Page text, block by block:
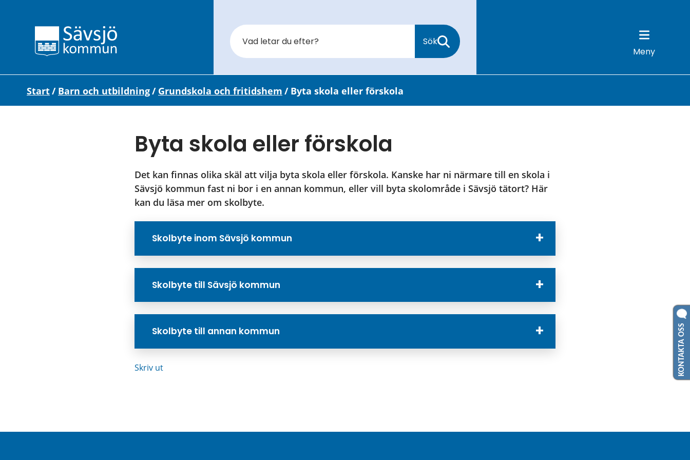
Sök
Meny
Start/ Barn och utbildning/ Grundskola och fritidshem / Byta skola eller förskola
Byta skola eller förskola
Det kan finnas olika skäl att vilja byta skola eller förskola. Kanske har ni närmare till en skola i
Sävsjö kommun fast ni bor i en annan kommun, eller vill byta skolområde i Sävsjö tätort? Här
kan du läsa mer om skolbyte.
Skolbyte inom Sävsjö kommun
Skolbyte till Sävsjö kommun
Skolbyte till annan kommun
Skriv ut KONTAKTA OSS